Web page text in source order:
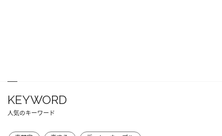
KEYWORD
人気のキーワード